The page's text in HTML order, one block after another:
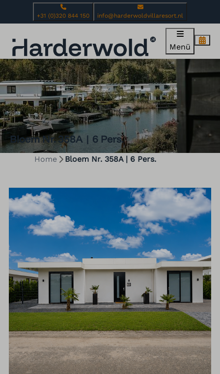
+31 (0)320 844 150 info@harderwoldvillaresort.nl
Menü
Bloem Nr. 358A | 6 Pers.
Home Bloem Nr. 358A | 6 Pers.